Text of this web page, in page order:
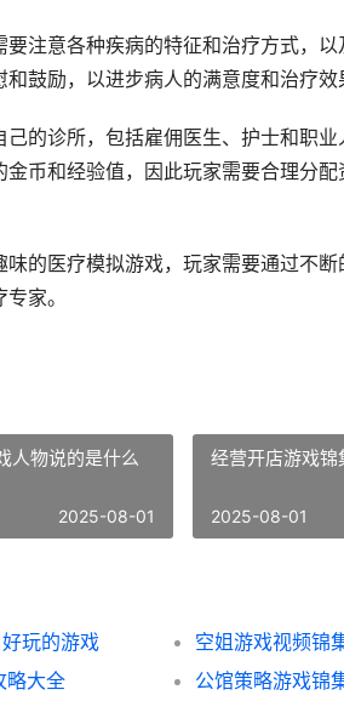
注意各种疾病的特征和治疗方式，
鼓励，以进步病人的满意度和治疗效
的诊所，包括雇佣医生、护士和职
币和经验值，因此玩家需要合理分
的医疗模拟游戏，玩家需要通过不
家。
人物说的是什么
2025-08-01
经营开店游戏
2025-08-01
玩的游戏
空姐游戏视频锦
略大全
公馆策略游戏锦